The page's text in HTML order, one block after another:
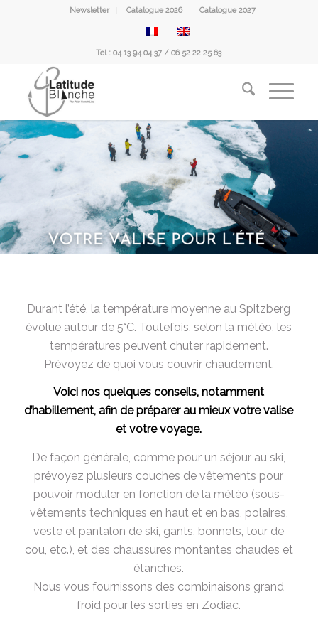
Newsletter Catalogue 2026 Catalogue 2027
Tel : 04 13 94 04 37 / 06 52 22 25 63
Durant l’été, la température moyenne au Spitzberg
évolue autour de 5°C. Toutefois, selon la météo, les
températures peuvent chuter rapidement.
Prévoyez de quoi vous couvrir chaudement.
Voici nos quelques conseils, notamment
d’habillement, afin de préparer au mieux votre valise
et votre voyage.
De façon générale, comme pour un séjour au ski,
prévoyez plusieurs couches de vêtements pour
pouvoir moduler en fonction de la météo (sous-
vêtements techniques en haut et en bas, polaires,
veste et pantalon de ski, gants, bonnets, tour de
cou, etc.), et des chaussures montantes chaudes et
étanches.
Nous vous fournissons des combinaisons grand
froid pour les sorties en Zodiac.